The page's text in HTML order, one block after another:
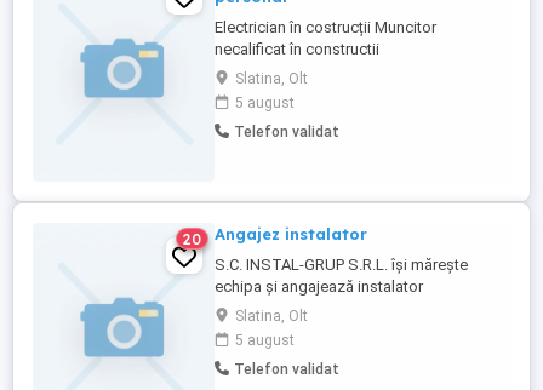
Electrician în costrucții Muncitor
necalificat în constructii
Slatina, Olt
5 august
Telefon validat
20 Angajez instalator
S.C. INSTAL-GRUP S.R.L. își mărește
echipa și angajează instalator
Termo/Sanitar si Aer Condiționat! Cerințe:
Studii medii Experiența in domeniu
constituie un avantaj Seriozitate si
responsabilitate Permis de conducere
Slatina, Olt
5 august
Telefon validat